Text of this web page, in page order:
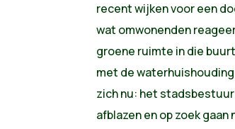
recent wijken voor een
wat omwonenden
groene ruimte in die
met de
zich nu: het
afblazen en op zoek